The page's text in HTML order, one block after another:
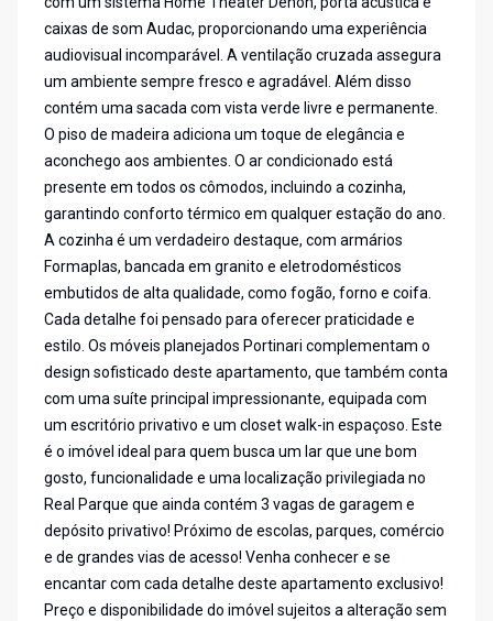
caixas de som Audac, proporcionando uma experiência
audiovisual incomparável. A ventilação cruzada assegura
um ambiente sempre fresco e agradável. Além disso
contém uma sacada com vista verde livre e permanente.
O piso de madeira adiciona um toque de elegância e
aconchego aos ambientes. O ar condicionado está
presente em todos os cômodos, incluindo a cozinha,
garantindo conforto térmico em qualquer estação do ano.
A cozinha é um verdadeiro destaque, com armários
Formaplas, bancada em granito e eletrodomésticos
embutidos de alta qualidade, como fogão, forno e coifa.
Cada detalhe foi pensado para oferecer praticidade e
estilo. Os móveis planejados Portinari complementam o
design sofisticado deste apartamento, que também conta
com uma suíte principal impressionante, equipada com
um escritório privativo e um closet walk-in espaçoso. Este
é o imóvel ideal para quem busca um lar que une bom
gosto, funcionalidade e uma localização privilegiada no
Real Parque que ainda contém 3 vagas de garagem e
depósito privativo! Próximo de escolas, parques, comércio
e de grandes vias de acesso! Venha conhecer e se
encantar com cada detalhe deste apartamento exclusivo!
Preço e disponibilidade do imóvel sujeitos a alteração sem